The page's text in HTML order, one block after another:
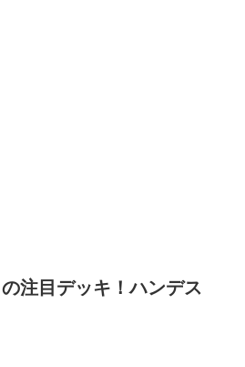
注目デッキ！ハンデス